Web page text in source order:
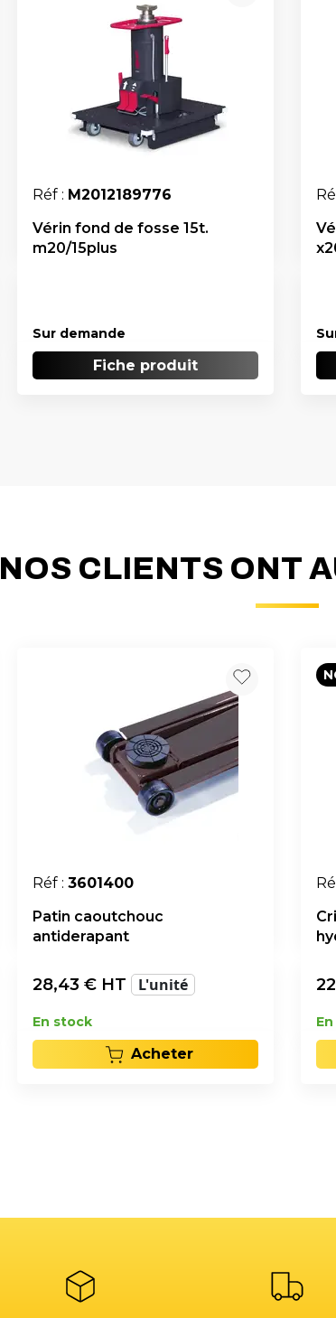
Réf : M2012189776
Vérin fond de fosse 15t.
m20/15plus
Sur demande
Fiche produit
NOS CLIENTS ONT
Réf : 3601400
Patin caoutchouc
antiderapant
28,43 € HT L'unité
En stock
Acheter